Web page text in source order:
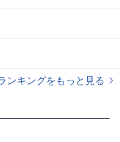
ンキングをもっと見る